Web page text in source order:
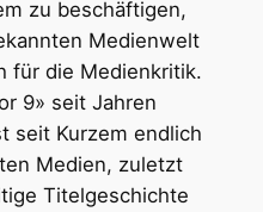
zu beschäftigen,
Medienwelt
für die Medienkritik.
9» seit Jahren
seit Kurzem endlich
Medien, zuletzt
Titelgeschichte